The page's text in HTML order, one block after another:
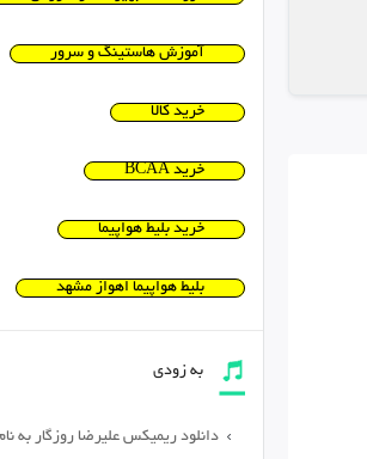
آموزش هاستینگ و سرور
خرید کالا
خرید BCAA
خرید بلیط هواپیما
بلیط هواپیما اهواز مشهد
به زودی
دانلود ریمیکس علیرضا روزگار به